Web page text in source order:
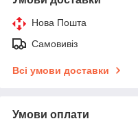
Нова Пошта
Самовивіз
Всі умови доставки
Умови оплати